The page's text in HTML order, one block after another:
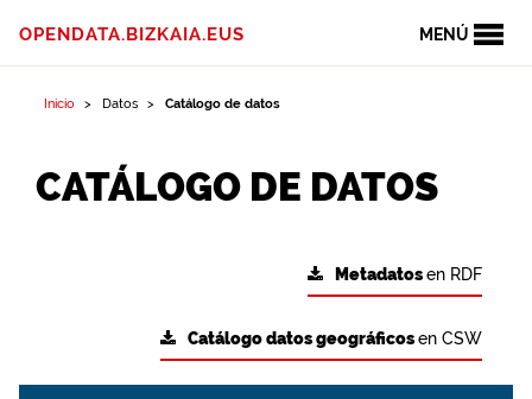
MENÚ
OPENDATA.BIZKAIA.EUS
Inicio Datos Catálogo de datos
CATÁLOGO DE DATOS
Metadatosen RDF
Catálogo datos geográficosen CSW